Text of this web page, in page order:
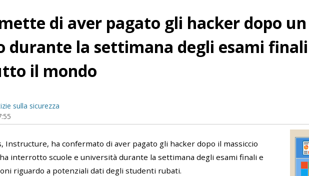
di aver pagato gli hacker dopo
durante la settimana degli esami
il mondo
sulla sicurezza
Instructure, ha confermato di aver pagato gli hacker dopo il massiccio
interrotto scuole e università durante la settimana degli esami finali e
riguardo a potenziali dati degli studenti rubati.